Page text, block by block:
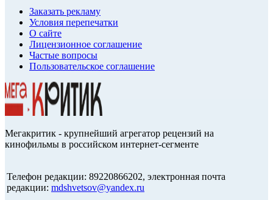
Заказать рекламу
Условия перепечатки
О сайте
Лицензионное соглашение
Частые вопросы
Пользовательское соглашение
Мегакритик - крупнейший агрегатор рецензий на
кинофильмы в российском интернет-сегменте
Телефон редакции: 89220866202, электронная почта
редакции: mdshvetsov@yandex.ru